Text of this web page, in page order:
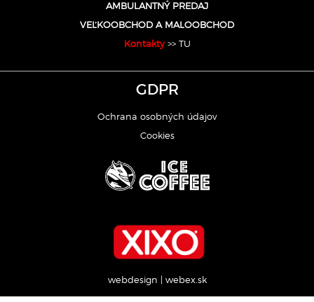
AMBULANTNÝ PREDAJ
VEĽKOOBCHOD A MALOOBCHOD
Kontakty>> TU
GDPR
Ochrana osobných údajov
Cookies
webdesign webex.sk